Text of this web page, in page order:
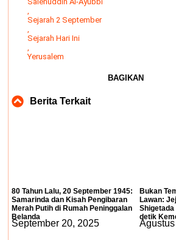
,
Sejarah 2 September
,
Sejarah Hari Ini
,
Yerusalem
BAGIKAN
Berita Terkait
80 Tahun Lalu, 20 September 1945:
Samarinda dan Kisah Pengibaran
Merah Putih di Rumah Peninggalan
Belanda
September 20, 2025
Bukan
Lawan:
detik